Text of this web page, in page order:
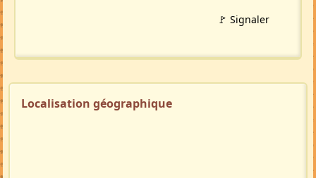
🚩 Signaler
Localisation géographique